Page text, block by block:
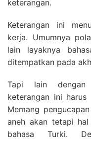
keterangan.
Keterangan ini
kerja. Umumnya
lain layaknya
ditempatkan pada
Tapi lain dengan
keterangan ini
Memang
aneh akan tetapi
bahasa Turki.